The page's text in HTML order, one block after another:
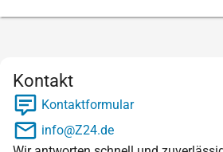
Kontakt
Kontaktformular
info@Z24.de